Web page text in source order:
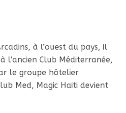
à l’ouest du pays, il
l’ancien Club Méditerranée,
le groupe hôtelier
Med, Magic Haiti devient